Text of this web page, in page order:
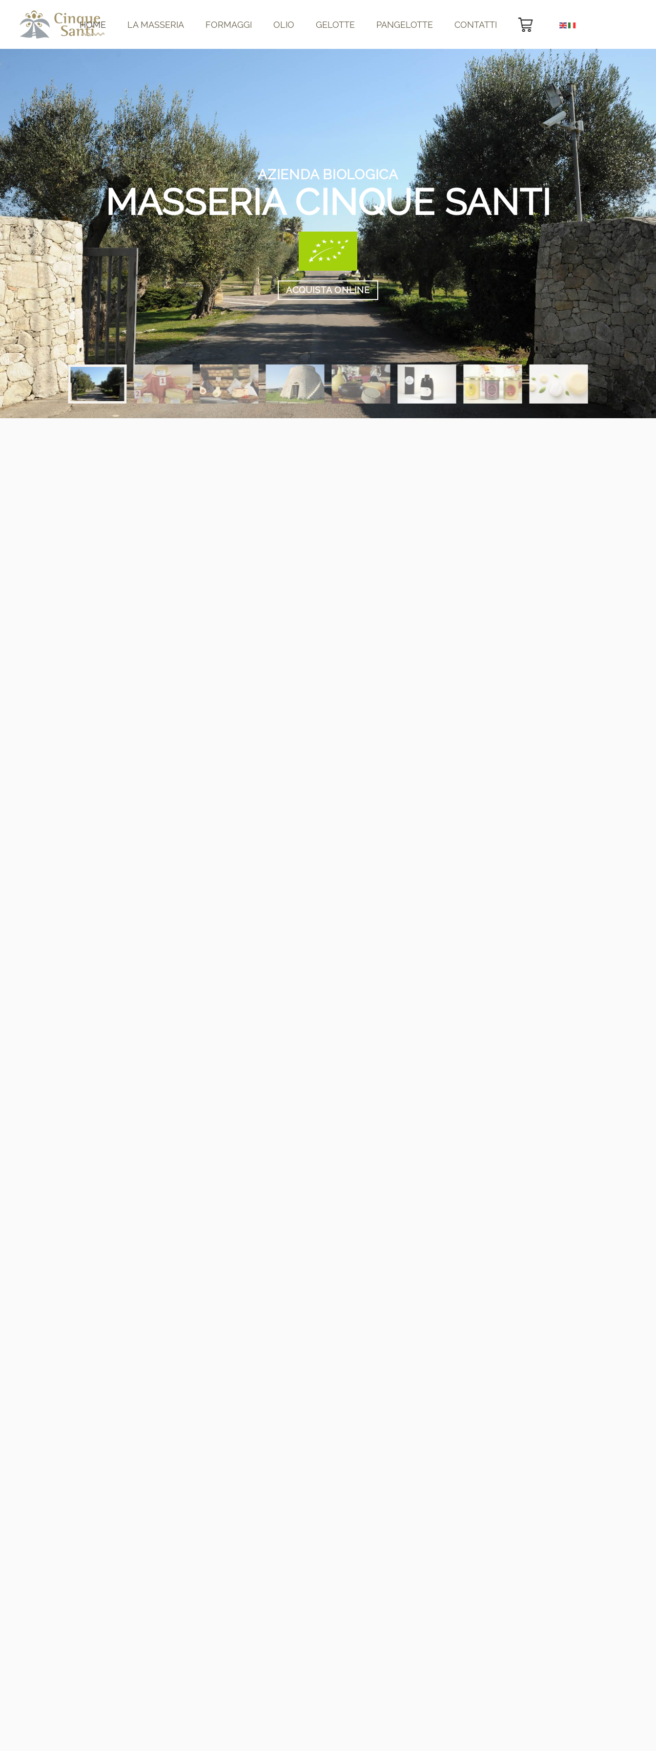
HOME LA MASSERIA FORMAGGI OLIO GELOTTE PANGELOTTE CONTATTI
AZIENDA BIOLOGICA
MASSERIA CINQUE SANTI
ACQUISTA ONLINE